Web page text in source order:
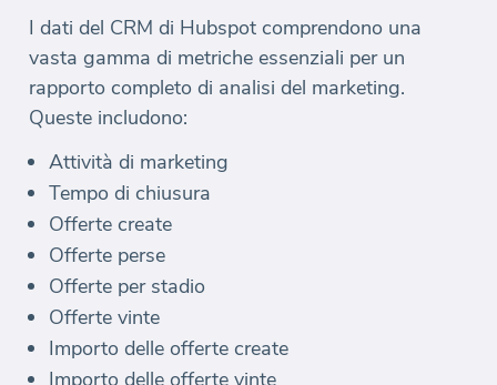
I dati del CRM di Hubspot comprendono una
vasta gamma di metriche essenziali per un
rapporto completo di analisi del marketing.
Queste includono:
Attività di marketing
Tempo di chiusura
Offerte create
Offerte perse
Offerte per stadio
Offerte vinte
Importo delle offerte create
Importo delle offerte vinte